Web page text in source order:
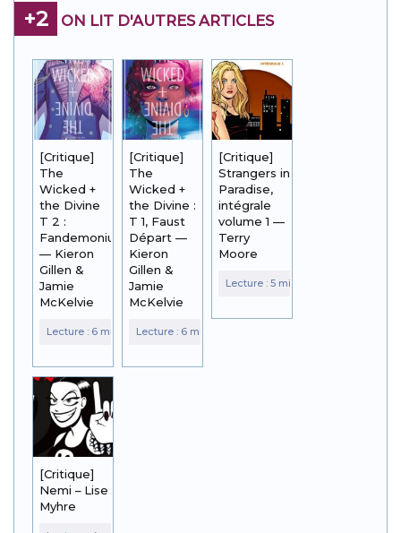
+2 ON LIT D'AUTRES ARTICLES
[Critique]
The
Wicked +
the Divine
T 2 :
Fandemonium
— Kieron
Gillen &
Jamie
McKelvie
[Critique]
The
Wicked +
the Divine :
T 1, Faust
Départ —
Kieron
Gillen &
Jamie
McKelvie
[Critique]
Strangers in
Paradise,
intégrale
volume 1 —
Terry
Moore
[Critique]
Nemi – Lise
Myhre